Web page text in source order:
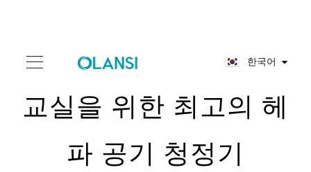
한국어
교실을 위한 최고의 헤
파 공기 청정기